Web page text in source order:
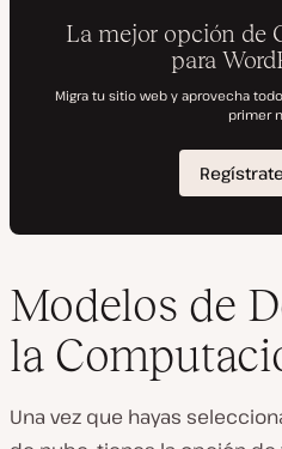
Modelos de
la
Una vez que hayas